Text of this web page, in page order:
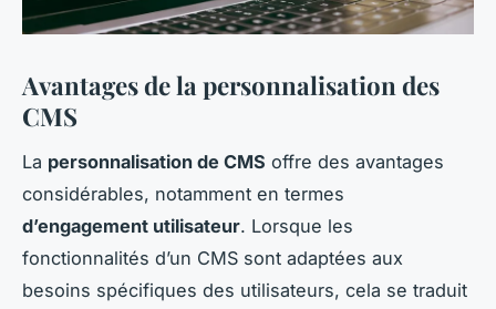
Avantages de la personnalisation des
CMS
La personnalisation de CMS offre des avantages
considérables, notamment en termes
d’engagement utilisateur. Lorsque les
fonctionnalités d’un CMS sont adaptées aux
besoins spécifiques des utilisateurs, cela se traduit